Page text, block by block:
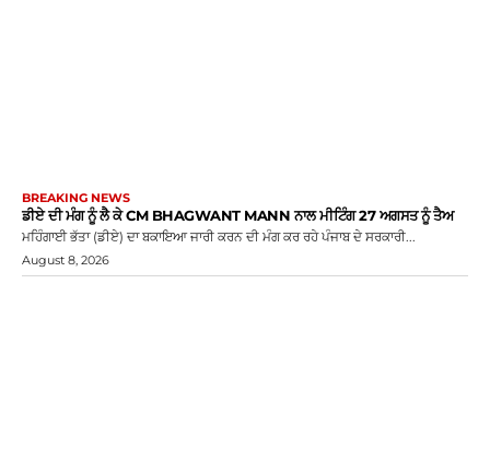
BREAKING NEWS
ਡੀਏ ਦੀ ਮੰਗ ਨੂੰ ਲੈ ਕੇ CM BHAGWANT MANN ਨਾਲ ਮੀਟਿੰਗ 27 ਅਗਸਤ ਨੂੰ ਤੈਅ
ਮਹਿੰਗਾਈ ਭੱਤਾ (ਡੀਏ) ਦਾ ਬਕਾਇਆ ਜਾਰੀ ਕਰਨ ਦੀ ਮੰਗ ਕਰ ਰਹੇ ਪੰਜਾਬ ਦੇ ਸਰਕਾਰੀ...
August 8, 2026